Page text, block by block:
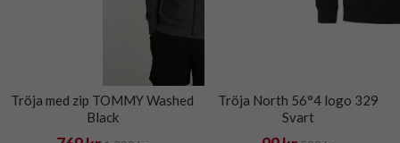
Tröja med zip TOMMY Washed
Black
Tröja North 56°4 logo 329
Svart